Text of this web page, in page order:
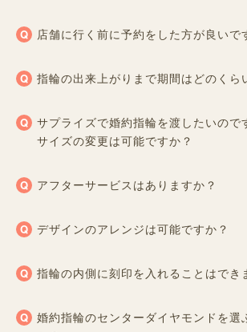
店舗に行く前に予約をした方が良いで
指輪の出来上がりまで期間はどのくら
サプライズで婚約指輪を渡したいので
サイズの変更は可能ですか？
アフターサービスはありますか？
デザインのアレンジは可能ですか？
指輪の内側に刻印を入れることはでき
婚約指輪のセンターダイヤモンドを選